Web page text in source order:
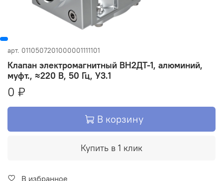
арт. 0110507201000001111101
Клапан электромагнитный ВН2ДТ-1, алюминий,
муфт., ≈220 В, 50 Гц, У3.1
0 ₽
В корзину
Купить в 1 клик
В избранное